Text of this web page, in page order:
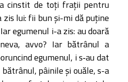
cinstit de toţi fraţii pentru
lui: fii bun şi-mi dă puţine
egumenul i-a zis: au doară
avvo? Iar bătrânul a
egumenul, i s‑au dat
pâinile şi ouăle, s-a